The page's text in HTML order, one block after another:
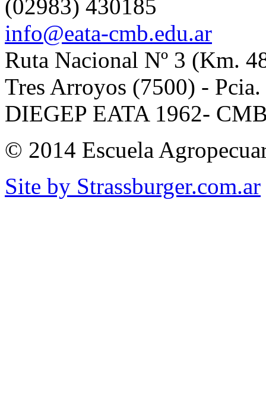
(02983) 430185
info@eata-cmb.edu.ar
Ruta Nacional Nº 3 (Km.
Tres Arroyos (7500) -
DIEGEP EATA 1962-
© 2014 Escuela
Site by Strassburger.com.ar